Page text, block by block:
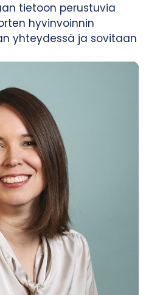
tietoon perustuvia
hyvinvoinnin
yhteydessä ja sovitaan